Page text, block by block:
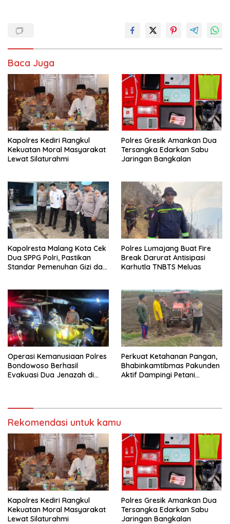
Baca Juga
Kapolres Kediri Rangkul
Kekuatan Moral Masyarakat
Lewat Silaturahmi
Polres Gresik Amankan Dua
Tersangka Edarkan Sabu
Jaringan Bangkalan
Kapolresta Malang Kota Cek
Dua SPPG Polri, Pastikan
Standar Pemenuhan Gizi dan
Polres Lumajang Buat Fire
Break Darurat Antisipasi
Karhutla TNBTS Meluas
Operasi Kemanusiaan Polres
Bondowoso Berhasil
Evakuasi Dua Jenazah di
Perkuat Ketahanan Pangan,
Bhabinkamtibmas Pakunden
Aktif Dampingi Petani
Rekomendasi untuk kamu
Kapolres Kediri Rangkul
Kekuatan Moral Masyarakat
Lewat Silaturahmi
Polres Gresik Amankan Dua
Tersangka Edarkan Sabu
Jaringan Bangkalan